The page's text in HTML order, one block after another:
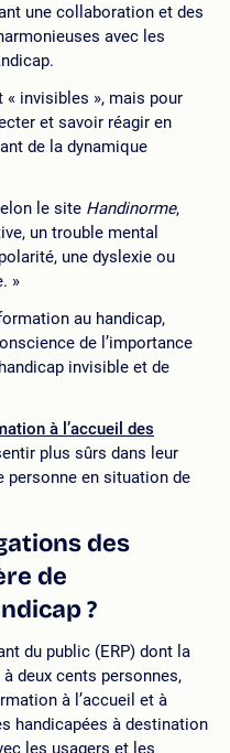
une collaboration et des
avec les
« invisibles », mais pour
et savoir réagir en
de la dynamique
le site Handinorme,
un trouble mental
une dyslexie ou
»
au handicap,
de l’importance
invisible et de
à l’accueil des
plus sûrs dans leur
personne en situation de
des
de
?
du public (ERP) dont la
deux cents personnes,
à l’accueil et à
handicapées à destination
les usagers et les